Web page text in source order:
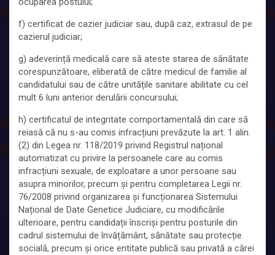
f) certificat de cazier judiciar sau, după caz, extrasul de pe
cazierul judiciar;
g) adeverință medicală care să ateste starea de sănătate
corespunzătoare, eliberată de către medicul de familie al
candidatului sau de către unitățile sanitare abilitate cu cel
mult 6 luni anterior derulării concursului;
h) certificatul de integritate comportamentală din care să
reiasă că nu s-au comis infracțiuni prevăzute la art. 1 alin.
(2) din Legea nr. 118/2019 privind Registrul național
automatizat cu privire la persoanele care au comis
infracțiuni sexuale, de exploatare a unor persoane sau
asupra minorilor, precum și pentru completarea Legii nr.
76/2008 privind organizarea și funcționarea Sistemului
Național de Date Genetice Judiciare, cu modificările
ulterioare, pentru candidații înscriși pentru posturile din
cadrul sistemului de învățământ, sănătate sau protecție
socială, precum și orice entitate publică sau privată a cărei